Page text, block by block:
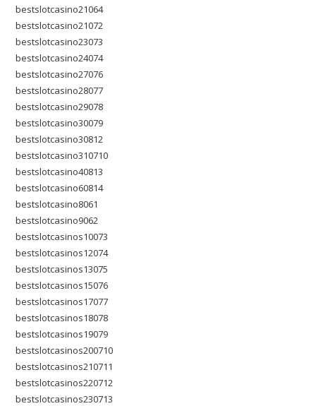
bestslotcasino21064
bestslotcasino21072
bestslotcasino23073
bestslotcasino24074
bestslotcasino27076
bestslotcasino28077
bestslotcasino29078
bestslotcasino30079
bestslotcasino30812
bestslotcasino310710
bestslotcasino40813
bestslotcasino60814
bestslotcasino8061
bestslotcasino9062
bestslotcasinos10073
bestslotcasinos12074
bestslotcasinos13075
bestslotcasinos15076
bestslotcasinos17077
bestslotcasinos18078
bestslotcasinos19079
bestslotcasinos200710
bestslotcasinos210711
bestslotcasinos220712
bestslotcasinos230713